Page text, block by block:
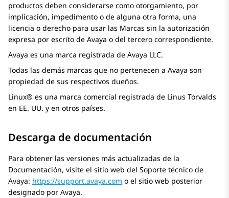
productos deben considerarse como otorgamiento, por
implicación, impedimento o de alguna otra forma, una
licencia o derecho para usar las Marcas sin la autorización
expresa por escrito de Avaya o del tercero correspondiente.
Avaya es una marca registrada de Avaya LLC.
Todas las demás marcas que no pertenecen a Avaya son
propiedad de sus respectivos dueños.
Linux® es una marca comercial registrada de Linus Torvalds
en EE. UU. y en otros países.
Descarga de documentación
Para obtener las versiones más actualizadas de la
Documentación, visite el sitio web del Soporte técnico de
Avaya: https://support.avaya.com o el sitio web posterior
designado por Avaya.